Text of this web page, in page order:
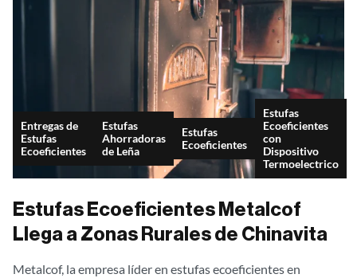
Entregas de
Estufas
Ecoeficientes
Estufas
Ahorradoras
de Leña
Estufas
Ecoeficientes
Estufas
Ecoeficientes
con
Dispositivo
Termoelectrico
Estufas Ecoeficientes Metalcof
Llega a Zonas Rurales de Chinavita
Metalcof, la empresa líder en estufas ecoeficientes en